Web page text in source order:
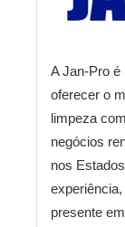
A Jan-Pro é
oferecer o
limpeza
negócios
nos
presente